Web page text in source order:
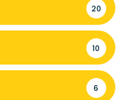
20
10
6